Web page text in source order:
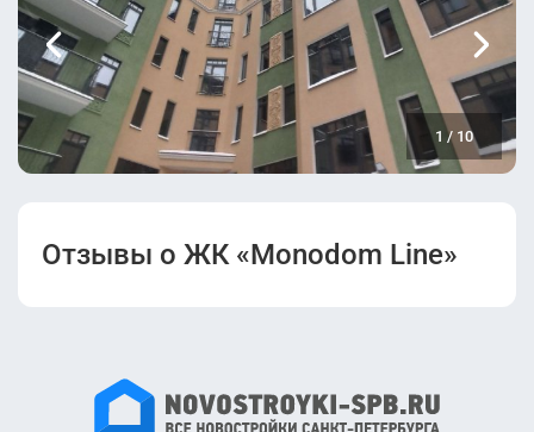
Проектная
декларация
(Корпус 2).pdf
Разрешение на
строительство
(Корпус 2).pdf
Проектная
декларацияот
10.11.2022
(Корпус 2).pdf
1 / 10
Отзывы о ЖК «Monodom Line»